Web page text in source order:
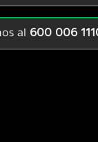
al 600 006